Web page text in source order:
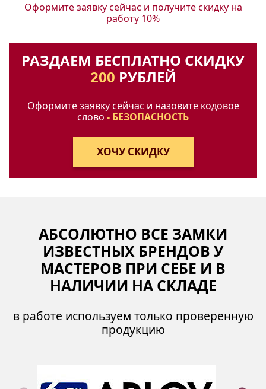
Оформите заявку сейчас и получитескидку на
работу 10%
РАЗДАЕМ БЕСПЛАТНО СКИДКУ
200 РУБЛЕЙ
Оформите заявку сейчас и назовите кодовое
слово - БЕЗОПАСНОСТЬ
АБСОЛЮТНО ВСЕ ЗАМКИ
ИЗВЕСТНЫХ БРЕНДОВ У
МАСТЕРОВ ПРИ СЕБЕ И В
НАЛИЧИИ НА СКЛАДЕ
в работе используем только проверенную
продукцию